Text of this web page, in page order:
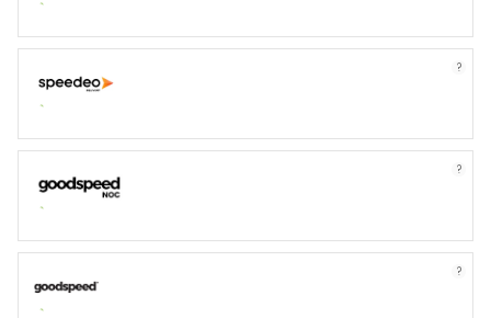
?
?
?